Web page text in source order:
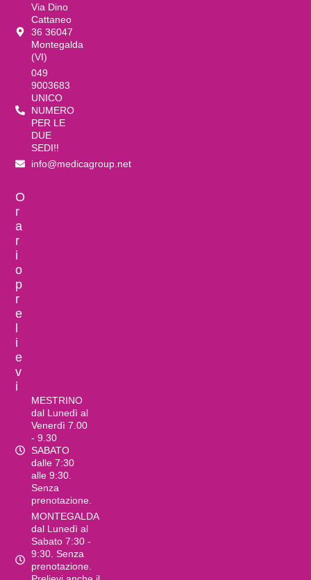
Via Dino
Cattaneo
36 36047
Montegalda
(VI)
049
9003683
UNICO
NUMERO
PER LE
DUE
SEDI!!
info@medicagroup.net
O
r
a
r
i
o
p
r
e
l
i
e
v
i
MESTRINO
dal Lunedì al
Venerdì 7.00
- 9.30
SABATO
dalle 7:30
alle 9:30.
Senza
prenotazione.
MONTEGALDA
dal Lunedì al
Sabato 7:30 -
9:30. Senza
prenotazione.